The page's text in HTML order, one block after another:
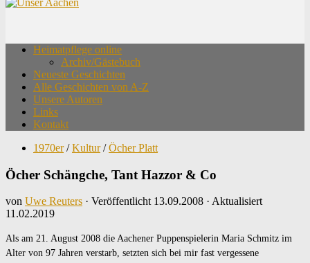
Heimatpflege online
Archiv/Gästebuch
Neueste Geschichten
Alle Geschichten von A-Z
Unsere Autoren
Links
Kontakt
1970er / Kultur / Öcher Platt
Öcher Schängche, Tant Hazzor & Co
von Uwe Reuters · Veröffentlicht 13.09.2008 · Aktualisiert
11.02.2019
Als am 21. August 2008 die Aachener Puppenspielerin Maria Schmitz im
Alter von 97 Jahren verstarb, setzten sich bei mir fast vergessene